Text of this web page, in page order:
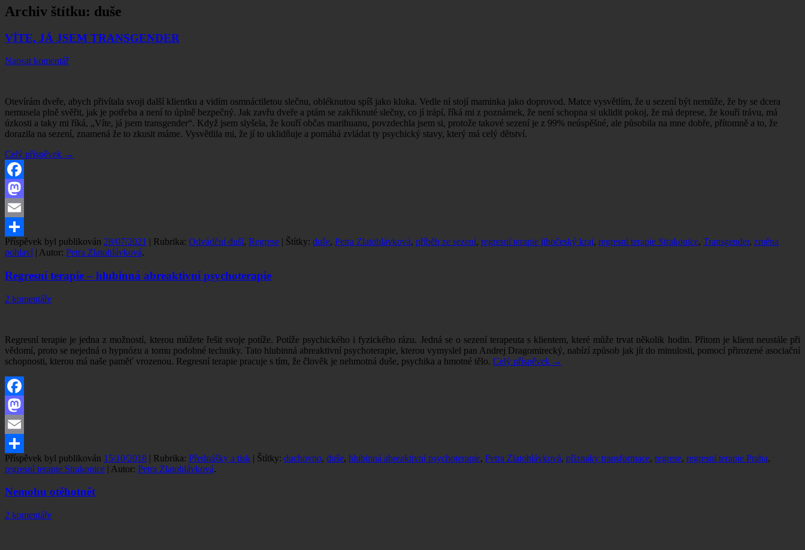
Archiv štítku: duše
VÍTE, JÁ JSEM TRANSGENDER
Napsat komentář
Otevírám dveře, abych přivítala svoji další klientku a vidím osmnáctiletou slečnu, obléknutou spíš jako kluka. Vedle ní stojí maminka jako doprovod. Matce vysvětlím, že u sezení být nemůže, že by se dcera
nemusela plně svěřit, jak je potřeba a není to úplně bezpečný. Jak zavřu dveře a ptám se zakřiknuté slečny, co jí trápí, říká mi z poznámek, že není schopna si uklidit pokoj, že má deprese, že kouří trávu, má
úzkosti a taky mi říká, „Víte, já jsem transgender“. Když jsem slyšela, že kouří občas marihuanu, povzdechla jsem si, protože takové sezení je z 99% neúspěšné, ale působila na mne dobře, přítomně a to, že
dorazila na sezení, znamená že to zkusit máme. Vysvětlila mi, že jí to uklidňuje a pomáhá zvládat ty psychický stavy, který má celý dětství.
Celý příspěvek →
Facebook
Mastodon
Email
Share
Příspěvek byl publikován 28/07/2021 | Rubrika: Odvádění duší, Regrese | Štítky: duše, Petra Zlatohlávková, příběh ze sezení, regresní terapie jihočeský kraj, regresní terapie Strakonice, Transgender, změna
pohlaví| Autor: Petra Zlatohlávková.
Regresní terapie – hlubinná abreaktivní psychoterapie
2 komentáře
Regresní terapie je jedna z možností, kterou můžete řešit svoje potíže. Potíže psychického i fyzického rázu. Jedná se o sezení terapeuta s klientem, které může trvat několik hodin. Přitom je klient neustále při
vědomí, proto se nejedná o hypnózu a tomu podobné techniky. Tato hlubinná abreaktivní psychoterapie, kterou vymyslel pan Andrej Dragomirecký, nabízí způsob jak jít do minulosti, pomocí přirozené asociační
schopnosti, kterou má naše paměť vrozenou. Regresní terapie pracuje s tím, že člověk je nehmotná duše, psychika a hmotné tělo. Celý příspěvek →
Facebook
Mastodon
Email
Share
Příspěvek byl publikován 15/10/2018 | Rubrika: Přednášky a tisk | Štítky: duchovno, duše, hlubinná abreaktivní psychoterapie, Petra Zlatohlávková, příznaky transformace, regrese, regresní terapie Praha,
regresní terapie Strakonice | Autor: Petra Zlatohlávková.
Nemohu otěhotnět
2 komentáře